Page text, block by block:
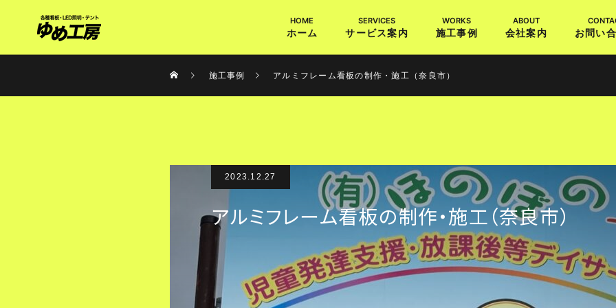
ホーム サービス案内 施工事例 会社案内 お問い
施工事例 アルミフレーム看板の制作・施工（奈良市）
2023.12.27
アルミフレーム看板の制作・施工（奈良市）